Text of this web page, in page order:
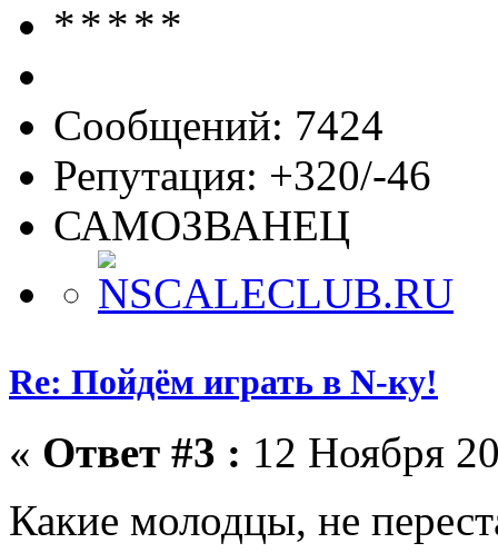
Сообщений: 7424
Репутация: +320/-46
САМОЗВАНЕЦ
Re: Пойдём играть в N-ку!
« Ответ #3 : 12 Ноября
Какие молодцы, не